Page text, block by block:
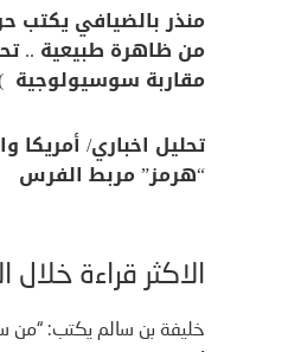
منذر بالضيافي يكتب
من ظاهرة طبيعية ..
مقاربة سوسيولوجية
تحليل اخباري/ أمريكا
“هرمز” مربط الفرس
الأكثر قراءة خلال
خليفة بن سالم يكتب: “من